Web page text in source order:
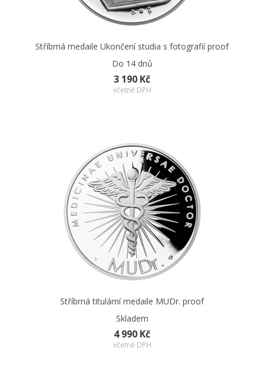
Stříbrná medaile Ukončení studia s fotografií proof
Do 14 dnů
3 190 Kč
včetně DPH
Stříbrná titulární medaile MUDr. proof
Skladem
4 990 Kč
včetně DPH